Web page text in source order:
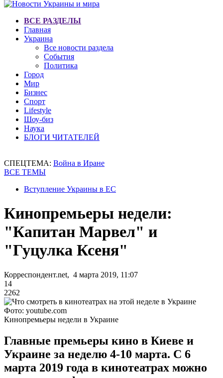
ВСЕ РАЗДЕЛЫ
Главная
Украина
Все новости раздела
События
Политика
Город
Мир
Бизнес
Спорт
Lifestyle
Шоу-биз
Наука
БЛОГИ ЧИТАТЕЛЕЙ
СПЕЦТЕМА: Война в Иране
ВСЕ ТЕМЫ
Вступление Украины в ЕС
Кинопремьеры недели:
"Капитан Марвел" и
"Гуцулка Ксеня"
Корреспондент.net, 4 марта 2019, 11:07
14
2262
Фото: youtube.com
Кинопремьеры недели в Украине
Главные премьеры кино в Киеве и
Украине за неделю 4-10 марта. С 6
марта 2019 года в кинотеатрах можно